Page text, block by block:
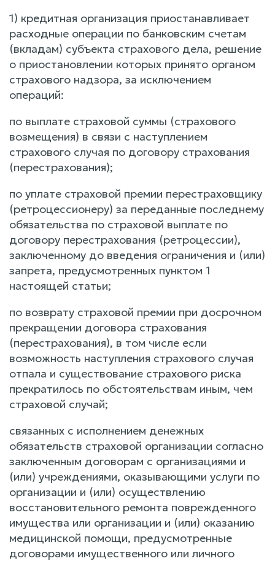
1) кредитная организация приостанавливает
расходные операции по банковским счетам
(вкладам) субъекта страхового дела, решение
о приостановлении которых принято органом
страхового надзора, за исключением
операций:
по выплате страховой суммы (страхового
возмещения) в связи с наступлением
страхового случая по договору страхования
(перестрахования);
по уплате страховой премии перестраховщику
(ретроцессионеру) за переданные последнему
обязательства по страховой выплате по
договору перестрахования (ретроцессии),
заключенному до введения ограничения и (или)
запрета, предусмотренных пунктом 1
настоящей статьи;
по возврату страховой премии при досрочном
прекращении договора страхования
(перестрахования), в том числе если
возможность наступления страхового случая
отпала и существование страхового риска
прекратилось по обстоятельствам иным, чем
страховой случай;
связанных с исполнением денежных
обязательств страховой организации согласно
заключенным договорам с организациями и
(или) учреждениями, оказывающими услуги по
организации и (или) осуществлению
восстановительного ремонта поврежденного
имущества или организации и (или) оказанию
медицинской помощи, предусмотренные
договорами имущественного или личного